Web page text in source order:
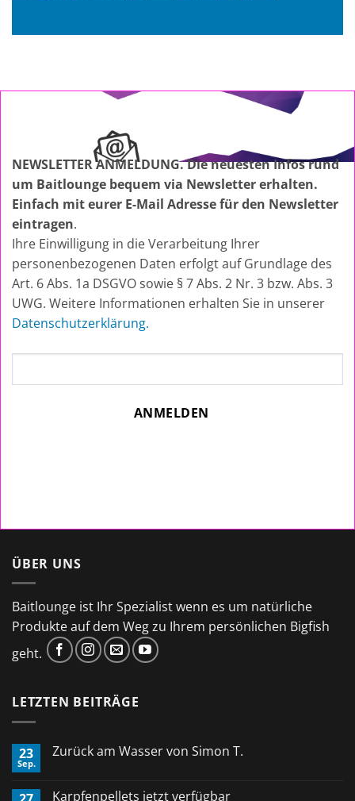
NEWSLETTER ANMELDUNG. Die neuesten Infos rund
um Baitlounge bequem via Newsletter erhalten.
Einfach mit eurer E-Mail Adresse für den Newsletter
eintragen.
Ihre Einwilligung in die Verarbeitung Ihrer
personenbezogenen Daten erfolgt auf Grundlage des
Art. 6 Abs. 1a DSGVO sowie § 7 Abs. 2 Nr. 3 bzw. Abs. 3
UWG. Weitere Informationen erhalten Sie in unserer
Datenschutzerklärung.
ANMELDEN
ÜBER UNS
Baitlounge ist Ihr Spezialist wenn es um natürliche
Produkte auf dem Weg zu Ihrem persönlichen Bigfish
geht.
LETZTEN BEITRÄGE
23
Sep.
Zurück am Wasser von Simon T.
Zurück
Karpfenpellets jetzt verfügbar